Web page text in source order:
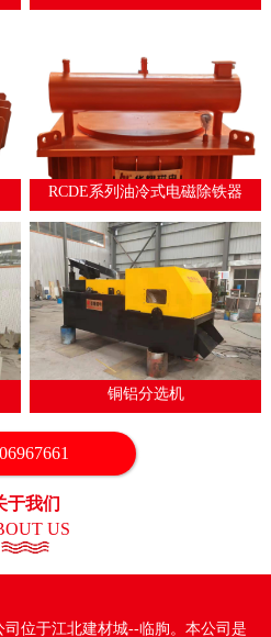
5 6 7
RCDE系列油冷式电磁除铁器
铜铝分选机
于我们
US
于江北建材城--临朐。本公司是